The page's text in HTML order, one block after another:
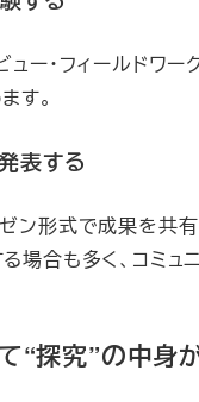
ュー・フィールドワ
す。
表する
ン形式で成果を共有
場合も多く、コミュ
“探究”の中身